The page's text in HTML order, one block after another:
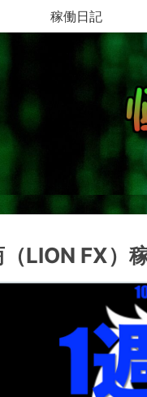
稼働日記
（LION FX）